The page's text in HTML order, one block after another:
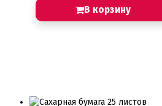
В корзину